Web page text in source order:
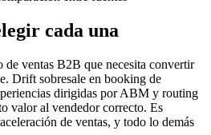
cada una
de ventas B2B que necesita convertir
Drift sobresale en booking de
dirigidas por ABM y routing
valor al vendedor correcto. Es
de ventas, y todo lo demás